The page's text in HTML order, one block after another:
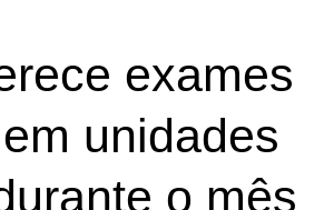
exames
unidades
o mês